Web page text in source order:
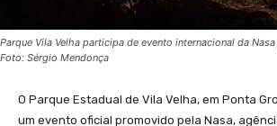
Parque Vila Velha participa de evento internacional da
Foto: Sérgio Mendonça
O Parque Estadual de Vila Velha, em Ponta
um evento oficial promovido pela Nasa,